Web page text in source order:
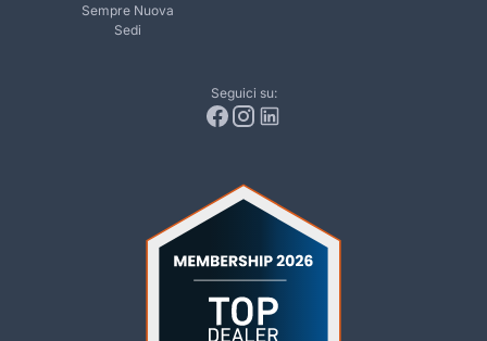
Sempre Nuova
Sedi
Seguici su: